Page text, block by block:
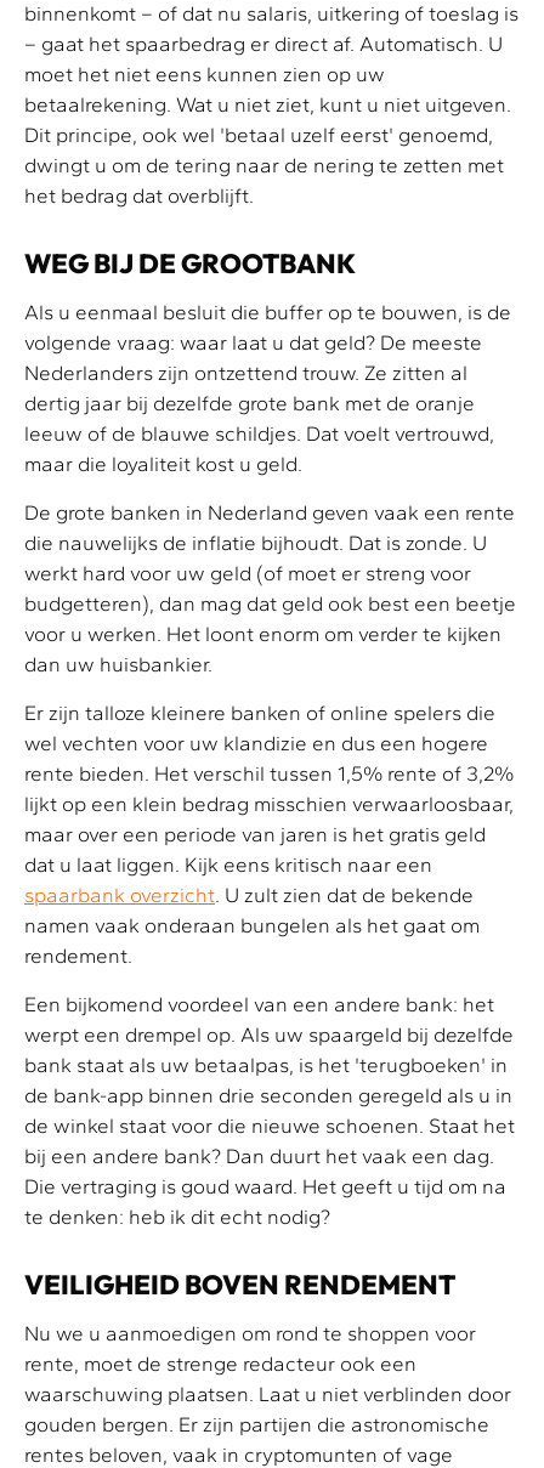
binnenkomt – of dat nu salaris, uitkering of toeslag is
– gaat het spaarbedrag er direct af. Automatisch. U
moet het niet eens kunnen zien op uw
betaalrekening. Wat u niet ziet, kunt u niet uitgeven.
Dit principe, ook wel 'betaal uzelf eerst' genoemd,
dwingt u om de tering naar de nering te zetten met
het bedrag dat overblijft.
WEG BIJ DE GROOTBANK
Als u eenmaal besluit die buffer op te bouwen, is de
volgende vraag: waar laat u dat geld? De meeste
Nederlanders zijn ontzettend trouw. Ze zitten al
dertig jaar bij dezelfde grote bank met de oranje
leeuw of de blauwe schildjes. Dat voelt vertrouwd,
maar die loyaliteit kost u geld.
De grote banken in Nederland geven vaak een rente
die nauwelijks de inflatie bijhoudt. Dat is zonde. U
werkt hard voor uw geld (of moet er streng voor
budgetteren), dan mag dat geld ook best een beetje
voor u werken. Het loont enorm om verder te kijken
dan uw huisbankier.
Er zijn talloze kleinere banken of online spelers die
wel vechten voor uw klandizie en dus een hogere
rente bieden. Het verschil tussen 1,5% rente of 3,2%
lijkt op een klein bedrag misschien verwaarloosbaar,
maar over een periode van jaren is het gratis geld
dat u laat liggen. Kijk eens kritisch naar een
spaarbank overzicht. U zult zien dat de bekende
namen vaak onderaan bungelen als het gaat om
rendement.
Een bijkomend voordeel van een andere bank: het
werpt een drempel op. Als uw spaargeld bij dezelfde
bank staat als uw betaalpas, is het 'terugboeken' in
de bank-app binnen drie seconden geregeld als u in
de winkel staat voor die nieuwe schoenen. Staat het
bij een andere bank? Dan duurt het vaak een dag.
Die vertraging is goud waard. Het geeft u tijd om na
te denken: heb ik dit echt nodig?
VEILIGHEID BOVEN RENDEMENT
Nu we u aanmoedigen om rond te shoppen voor
rente, moet de strenge redacteur ook een
waarschuwing plaatsen. Laat u niet verblinden door
gouden bergen. Er zijn partijen die astronomische
rentes beloven, vaak in cryptomunten of vage